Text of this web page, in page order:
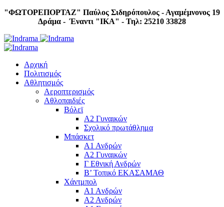
"ΦΩΤΟΡΕΠΟΡΤΑΖ" Παύλος Σιδηρόπουλος - Αγαμέμνονος 19
Δράμα - Έναντι "IKA" - Τηλ: 25210 33828
Αρχική
Πολιτισμός
Αθλητισμός
Αεροπτερισμός
Αθλοπαιδιές
Βόλεϊ
Α2 Γυναικών
Σχολικό πρωτάθλημα
Μπάσκετ
Α1 Ανδρών
Α2 Γυναικών
Γ Εθνική Ανδρών
Β’ Τοπικό ΕΚΑΣΑΜΑΘ
Χάντμπολ
A1 Aνδρών
Α2 Ανδρών